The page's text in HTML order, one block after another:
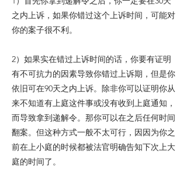
之内上诉，如果你错过这个上诉时间，可能对
你的案子很不利。
2）如果实在错过上诉时间的话，你要有证明
有不可抗力的因素导致你错过上诉期，但是你
依旧可在90天之内上诉。除非你可以证明你从
来不知道有上庭这件事或没有收到上庭通知，
而导致拿到递解令。那你可以在之后任何时间
翻案。但这种方式一般不太可行，因因为你之
前在上小庭的时候都被法官明确告知下次上大
庭的时间了。